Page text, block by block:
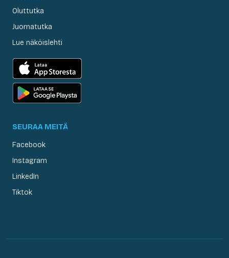
Oluttutka
Juomatutka
Lue näköislehti
SEURAA MEITÄ
Facebook
Instagram
LinkedIn
Tiktok